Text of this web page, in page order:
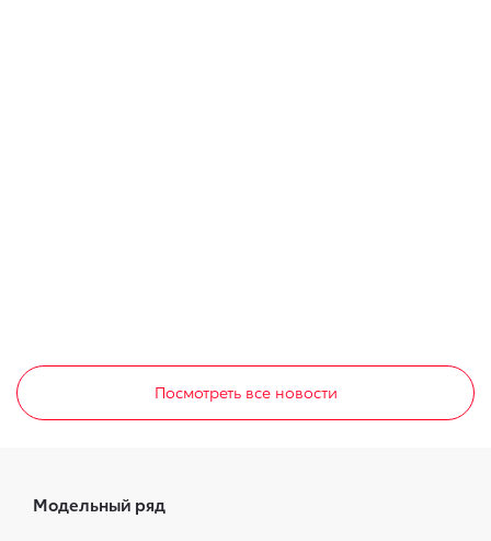
Посмотреть все новости
Модельный ряд